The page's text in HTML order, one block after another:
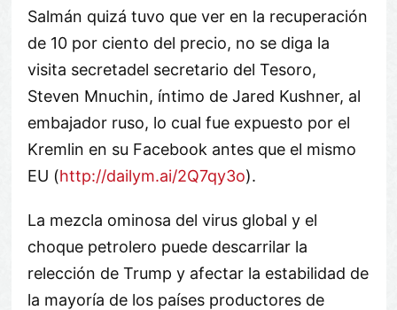
Salmán quizá tuvo que ver en la recuperación
de 10 por ciento del precio, no se diga la
visita secretadel secretario del Tesoro,
Steven Mnuchin, íntimo de Jared Kushner, al
embajador ruso, lo cual fue expuesto por el
Kremlin en su Facebook antes que el mismo
EU (http://dailym.ai/2Q7qy3o).
La mezcla ominosa del virus global y el
choque petrolero puede descarrilar la
relección de Trump y afectar la estabilidad de
la mayoría de los países productores de